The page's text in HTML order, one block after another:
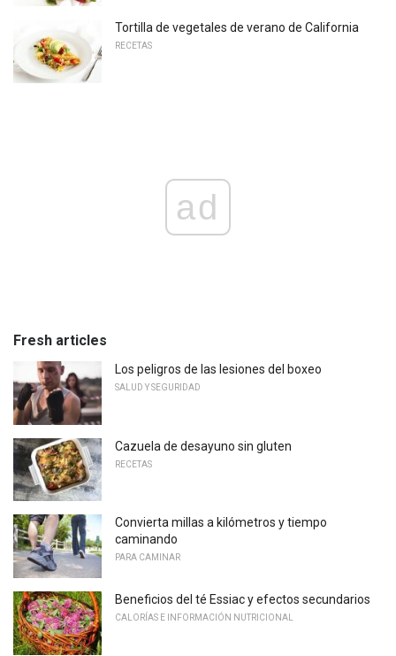
Tortilla de vegetales de verano de California
RECETAS
ad
Fresh articles
Los peligros de las lesiones del boxeo
SALUD Y SEGURIDAD
Cazuela de desayuno sin gluten
RECETAS
Convierta millas a kilómetros y tiempo
caminando
PARA CAMINAR
Beneficios del té Essiac y efectos secundarios
CALORÍAS E INFORMACIÓN NUTRICIONAL